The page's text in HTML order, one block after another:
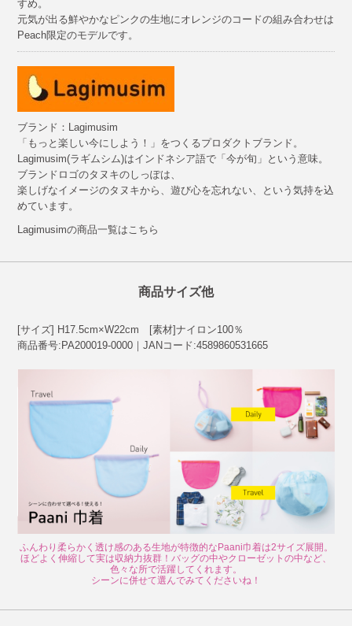
すめ。
元気が出る鮮やかなピンクの生地にオレンジのコードの組み合わせは
Peach限定のモデルです。
ブランド：Lagimusim
「もっと楽しい今にしよう！」をつくるプロダクトブランド。
Lagimusim(ラギムシム)はインドネシア語で「今が旬」という意味。
ブランドロゴのタヌキのしっぽは、
楽しげなイメージのタヌキから、遊び心を忘れない、という気持を込
めています。
Lagimusimの商品一覧はこちら
商品サイズ他
[サイズ] H17.5cm×W22cm [素材]ナイロン100％
商品番号:PA200019-0000｜JANコード:4589860531665
ふんわり柔らかく透け感のある生地が特徴的なPaani巾着は2サイズ展開。
ほどよく伸縮して実は収納力抜群！バッグの中やクローゼットの中など、
色々な所で活躍してくれます。
シーンに併せて選んでみてくださいね！